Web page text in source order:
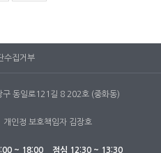
수집거부
구 동일로121길 8 202호 (중화동)
개인정 보호책임자 김장호
~ 18:00 점심 12:30 ~ 13:30